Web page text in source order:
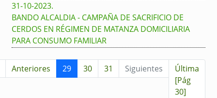
31-10-2023.
BANDO ALCALDIA - CAMPAÑA DE SACRIFICIO DE
CERDOS EN RÉGIMEN DE MATANZA DOMICILIARIA
PARA CONSUMO FAMILIAR
Anteriores 29 30 31 Siguientes
Última
[Pág
30]